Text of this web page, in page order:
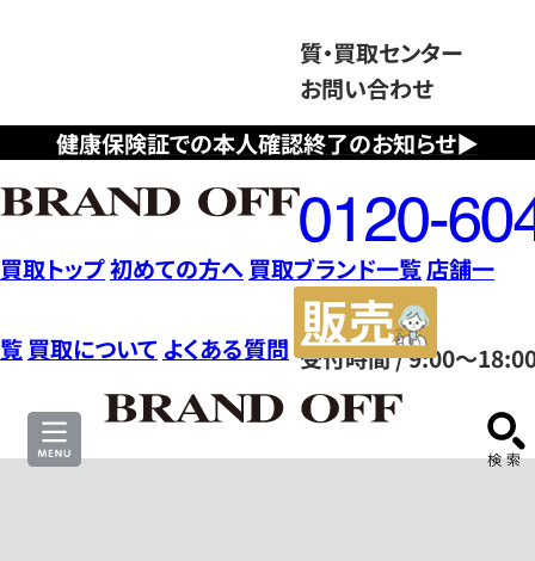
健康保険証での本人確認終了のお知らせ▶
質・買取センター
お問い合わせ
フ
リ
ー
ダ
イ
ヤ
ル
0120604117
受付時間 / 9:00～
買取トップ初めての方へ 買取ブランド一覧店舗一
覧 買取について よくある質問
サ